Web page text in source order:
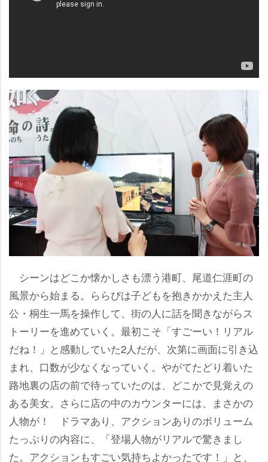
シーンはどこか懐かしさも漂う港町、尾道仁涯町の
風景から始まる。ららぴは子どもを抱きかかえた主人
公・桐生一馬を操作して、街の人に話を聞きながらス
トーリーを進めていく。最初こそ「すごーい！リアル
だね！」と感動していた2人だが、次第に画面に引き込
まれ、口数が少なくなっていく。やがてたどり着いた
路地裏の店の前で待っていたのは、どこかで見覚えの
ある美女。さらに店の中のカウンターには、まさかの
人物が！ ドラマあり、アクションありのボリューム
たっぷりの内容に、「登場人物がリアルで驚きまし
た。アクションもすごい気持ちよかったです！」と、